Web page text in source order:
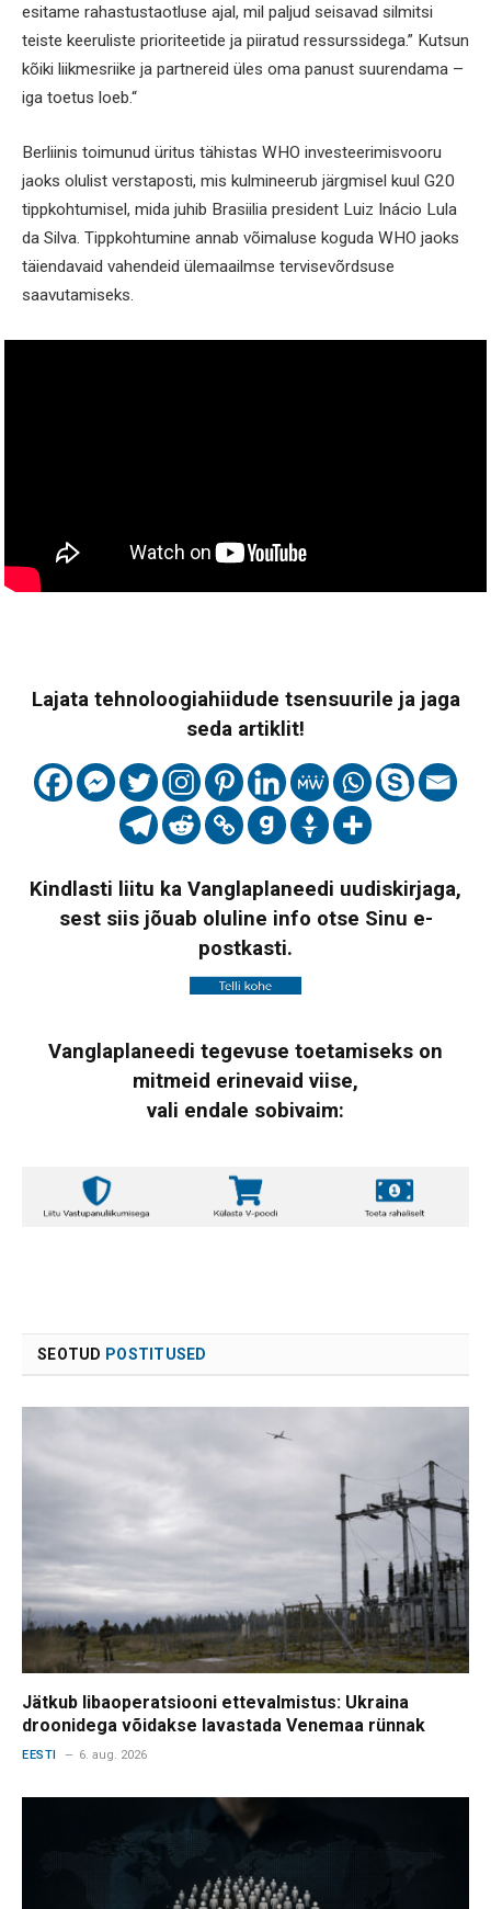
esitame rahastustaotluse ajal, mil paljud seisavad silmitsi
teiste keeruliste prioriteetide ja piiratud ressurssidega.” Kutsun
kõiki liikmesriike ja partnereid üles oma panust suurendama –
iga toetus loeb.“
Berliinis toimunud üritus tähistas WHO investeerimisvooru
jaoks olulist verstaposti, mis kulmineerub järgmisel kuul G20
tippkohtumisel, mida juhib Brasiilia president Luiz Inácio Lula
da Silva. Tippkohtumine annab võimaluse koguda WHO jaoks
täiendavaid vahendeid ülemaailmse tervisevõrdsuse
saavutamiseks.
Lajata tehnoloogiahiidude tsensuurile ja jaga
seda artiklit!
Kindlasti liitu ka Vanglaplaneedi uudiskirjaga,
sest siis jõuab oluline info otse Sinu e-
postkasti.
Vanglaplaneedi tegevuse toetamiseks on
mitmeid erinevaid viise,
vali endale sobivaim:
SEOTUD POSTITUSED
Jätkub libaoperatsiooni ettevalmistus: Ukraina
droonidega võidakse lavastada Venemaa rünnak
EESTI 6. aug. 2026